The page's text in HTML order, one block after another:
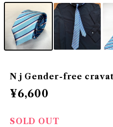
N j Gender-free cravat ス
¥6,600
SOLD OUT